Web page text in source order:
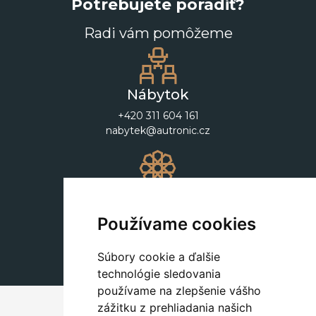
Používame cookies
Súbory cookie a ďalšie
technológie sledovania
používame na zlepšenie vášho
zážitku z prehliadania našich
Potrebujete poradiť?
Radi vám pomôžeme
Nábytok
+420 311 604 161
nabytek@autronic.cz
+420 311 604 182
dekorace@autronic.cz